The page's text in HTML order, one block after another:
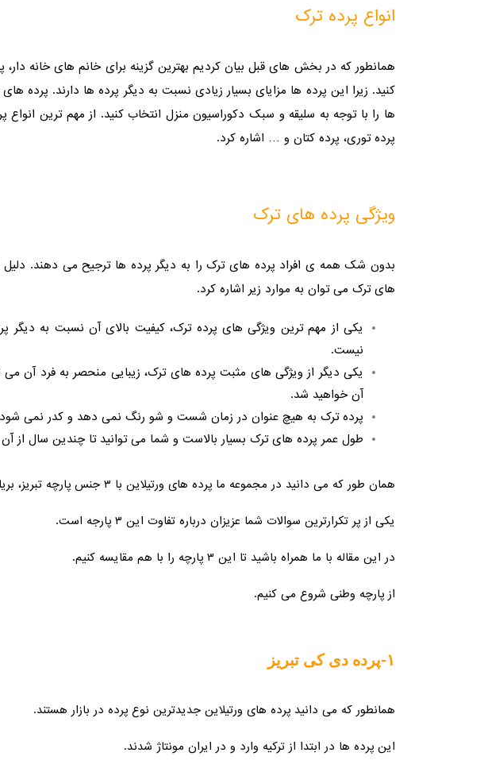
انواع پرده ترک
همانطور که در بخش های قبل بیان کردیم بهترین گزینه برای خانم های خانه
کنید. زیرا این پرده ها مزایای بسیار زیادی نسبت به دیگر پرده ها دارند.
ها را با توجه به سلیقه و سبک دکوراسیون منزل انتخاب کنید. از مهم ترین
پرده توری، پرده کتان و … اشاره کرد.
ویژگی پرده های ترک
بدون شک همه ی افراد پرده های ترک را به دیگر پرده ها ترجیح می دهند.
های ترک می توان به موارد زیر اشاره کرد.
یکی از مهم ترین ویژگی های پرده ترک، کیفیت بالای آن نسبت به دیگر
نیست.
یکی دیگر از ویژگی های مثبت پرده های ترک، زیبایی منحصر به فرد آن می
آن خواهید شد.
پرده ترک به هیچ عنوان در زمان شست و شو رنگ نمی دهد و کدر نمی شود.
طول عمر پرده های ترک بسیار بالاست و شما می توانید تا چندین سال از
همان طور که می دانید در مجموعه ما پرده های ورتیلاین با ۳ جنس پارچه تبریز، بریلنت ترک و ایپک ترک تولید می شود.
یکی از پر تکرارترین سوالات شما عزیزان درباره تفاوت این ۳ پارجه است.
در این مقاله با ما همراه باشید تا این ۳ پارچه را با هم مقایسه کنیم.
از پارچه وطنی شروع می کنیم.
۱-پرده دی کی تبریز
همانطور که می دانید پرده های ورتیلاین جدیدترین نوع پرده در بازار هستند.
این پرده ها در ابتدا از ترکیه وارد و در ایران مونتاژ شدند.